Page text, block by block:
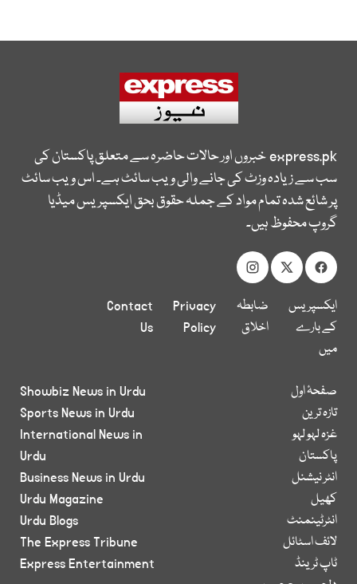
express.pkخبروں اور حالات حاضرہ سے متعلق پاکستان کی
سب سے زیادہ وزٹ کی جانے والی ویب سائٹ ہے۔ اس ویب سائٹ
پر شائع شدہ تمام مواد کے جملہ حقوق بحق ایکسپریس میڈیا
گروپ محفوظ ہیں۔
ایکسپریس
کے بارے
میں
ضابطہ
اخلاق
Privacy
Policy
Contact
Us
صفحۂ اول
تازہ ترین
غزہ لہو لہو
پاکستان
انٹر نیشنل
کھیل
انٹرٹینمنٹ
لائف اسٹائل
ٹاپ ٹرینڈ
Showbiz News in Urdu
Sports News in Urdu
International News in
Urdu
Business News in Urdu
Urdu Magazine
Urdu Blogs
The Express Tribune
Express Entertainment